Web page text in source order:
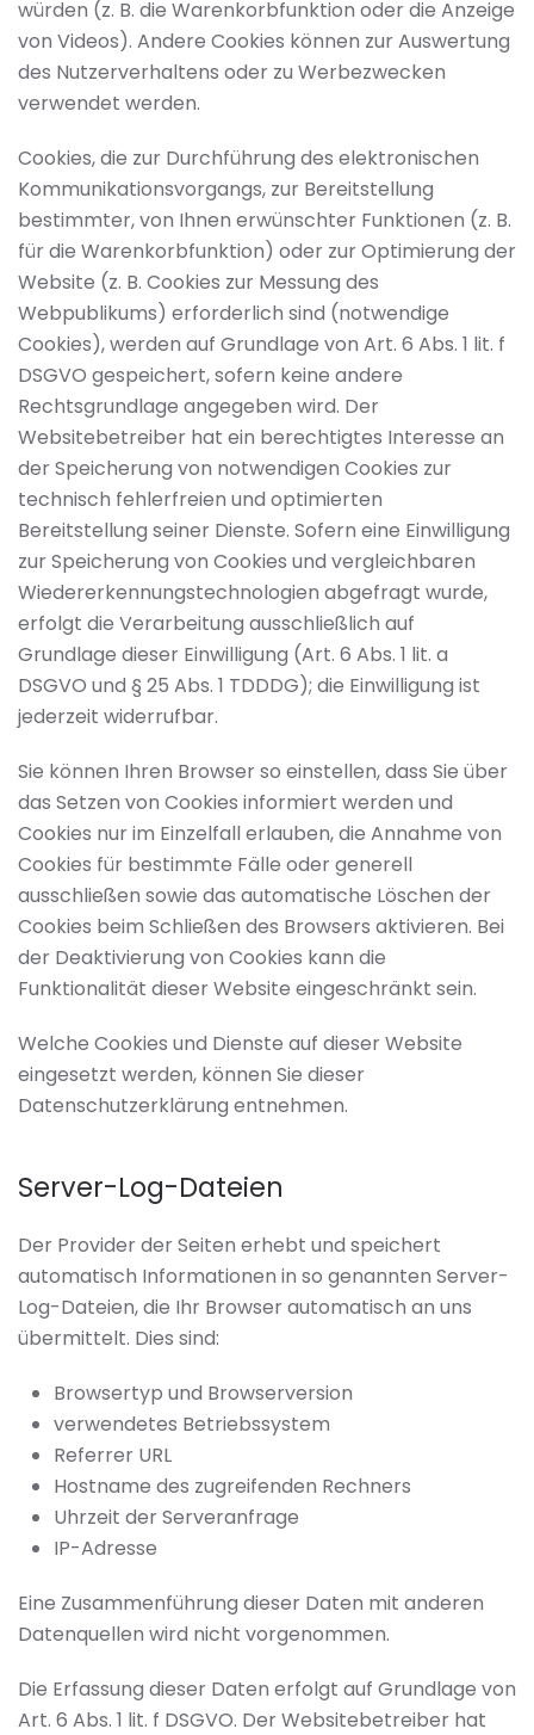
würden (z. B. die Warenkorbfunktion oder die Anzeige
von Videos). Andere Cookies können zur Auswertung
des Nutzerverhaltens oder zu Werbezwecken
verwendet werden.
Cookies, die zur Durchführung des elektronischen
Kommunikationsvorgangs, zur Bereitstellung
bestimmter, von Ihnen erwünschter Funktionen (z. B.
für die Warenkorbfunktion) oder zur Optimierung der
Website (z. B. Cookies zur Messung des
Webpublikums) erforderlich sind (notwendige
Cookies), werden auf Grundlage von Art. 6 Abs. 1 lit. f
DSGVO gespeichert, sofern keine andere
Rechtsgrundlage angegeben wird. Der
Websitebetreiber hat ein berechtigtes Interesse an
der Speicherung von notwendigen Cookies zur
technisch fehlerfreien und optimierten
Bereitstellung seiner Dienste. Sofern eine Einwilligung
zur Speicherung von Cookies und vergleichbaren
Wiedererkennungstechnologien abgefragt wurde,
erfolgt die Verarbeitung ausschließlich auf
Grundlage dieser Einwilligung (Art. 6 Abs. 1 lit. a
DSGVO und § 25 Abs. 1 TDDDG); die Einwilligung ist
jederzeit widerrufbar.
Sie können Ihren Browser so einstellen, dass Sie über
das Setzen von Cookies informiert werden und
Cookies nur im Einzelfall erlauben, die Annahme von
Cookies für bestimmte Fälle oder generell
ausschließen sowie das automatische Löschen der
Cookies beim Schließen des Browsers aktivieren. Bei
der Deaktivierung von Cookies kann die
Funktionalität dieser Website eingeschränkt sein.
Welche Cookies und Dienste auf dieser Website
eingesetzt werden, können Sie dieser
Datenschutzerklärung entnehmen.
Server-Log-Dateien
Der Provider der Seiten erhebt und speichert
automatisch Informationen in so genannten Server-
Log-Dateien, die Ihr Browser automatisch an uns
übermittelt. Dies sind:
Browsertyp und Browserversion
verwendetes Betriebssystem
Referrer URL
Hostname des zugreifenden Rechners
Uhrzeit der Serveranfrage
IP-Adresse
Eine Zusammenführung dieser Daten mit anderen
Datenquellen wird nicht vorgenommen.
Die Erfassung dieser Daten erfolgt auf Grundlage von
Art. 6 Abs. 1 lit. f DSGVO. Der Websitebetreiber hat